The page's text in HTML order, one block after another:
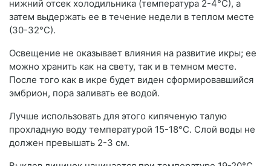
нижний отсек холодильника (температура 2-4°С), а
затем выдержать ее в течение недели в теплом месте
(30-32°С).
Освещение не оказывает влияния на развитие икры; ее
можно хранить как на свету, так и в темном месте.
После того как в икре будет виден сформировавшийся
эмбрион, пора заливать ее водой.
Лучше использовать для этого кипяченую талую
прохладную воду температурой 15-18°С. Слой воды не
должен превышать 2-3 см.